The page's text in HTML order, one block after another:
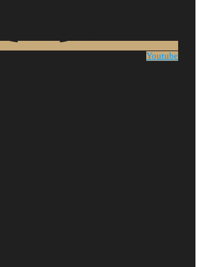
Youtube